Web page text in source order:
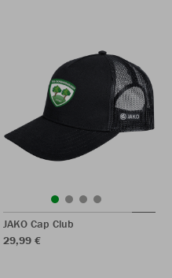
JAKO Cap Club
29,99 €